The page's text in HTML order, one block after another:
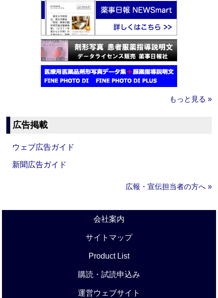
もっと見る »
広告掲載
ウェブ広告ガイド
新聞広告ガイド
広報・宣伝担当者の方へ »
会社案内
サイトマップ
Product List
購読・試読申込み
運営ウェブサイト